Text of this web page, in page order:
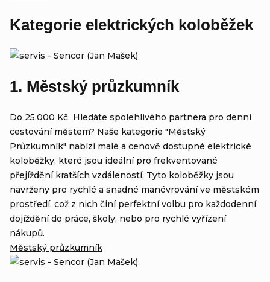
Kategorie elektrických koloběžek
1. Městský průzkumník
Do 25.000 Kč Hledáte spolehlivého partnera pro denní
cestování městem? Naše kategorie "Městský
Průzkumník" nabízí malé a cenově dostupné elektrické
koloběžky, které jsou ideální pro frekventované
přejíždění kratších vzdáleností. Tyto koloběžky jsou
navrženy pro rychlé a snadné manévrování ve městském
prostředí, což z nich činí perfektní volbu pro každodenní
dojíždění do práce, školy, nebo pro rychlé vyřízení
nákupů.
Městský průzkumník